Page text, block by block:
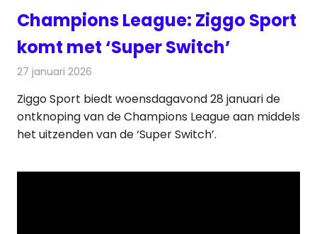
Champions League: Ziggo Sport
komt met ‘Super Switch’
27 januari 2026
Ziggo Sport biedt woensdagavond 28 januari de
ontknoping van de Champions League aan middels
het uitzenden van de ‘Super Switch’.